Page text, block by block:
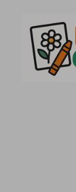
contenuto